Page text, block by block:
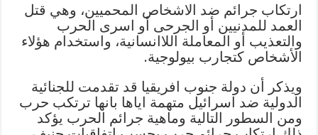
ارتكاب جرائم ضد الاشخاص المحميين، وهي قتل
العمد للمدنيين أو الجرحى أو اسرى الحرب
والتعذيب أو المعاملة اللاانسانية، واستخدام هؤلاء
الأشخاص كتجارب بيولوجية.
ويذكر أن دولة جنوب افريقيا قد تقدمت للجنائية
الدولية ضد اسرائيل متهمة اياها بانها ترتكب حرب
ومن السطور التالية وماهية جرائم الحرب يؤكد